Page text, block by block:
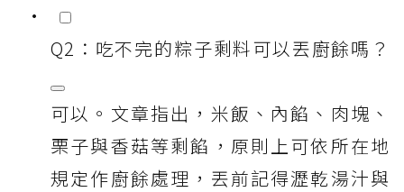
Q2：吃不完的粽子剩料可以丟廚餘嗎？
可以。文章指出，米飯、內餡、肉塊、
栗子與香菇等剩餡，原則上可依所在地
規定作廚餘處理，丟前記得瀝乾湯汁與